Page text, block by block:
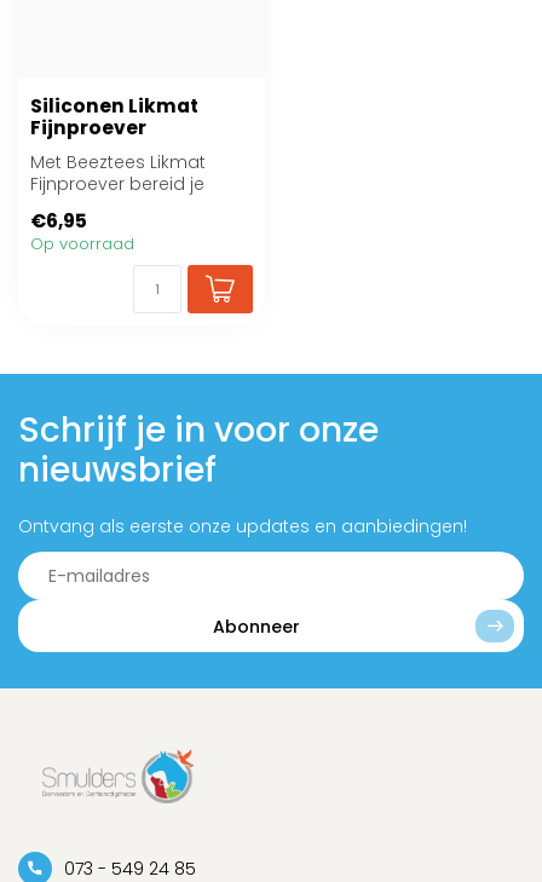
Siliconen Likmat
Fijnproever
Met Beeztees Likmat
Fijnproever bereid je
heerlijke traktat...
€6,95
Op voorraad
Schrijf je in voor onze
nieuwsbrief
Ontvang als eerste onze updates en aanbiedingen!
Abonneer
073 - 549 24 85